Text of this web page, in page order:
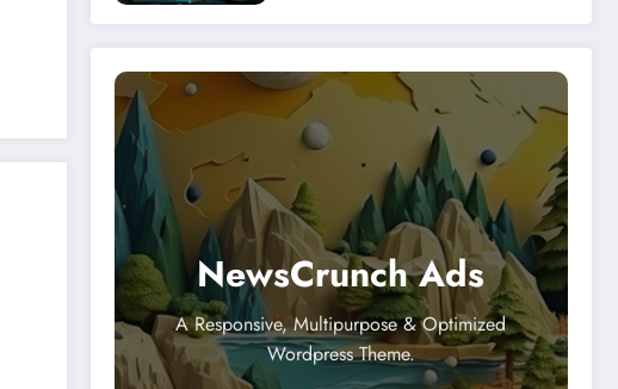
révolution numérique
NewsCrunch Ads
A Responsive, Multipurpose & Optimized
Wordpress Theme.